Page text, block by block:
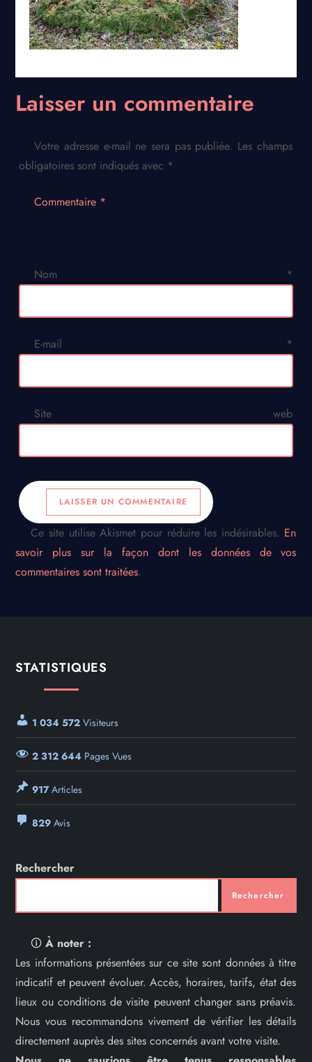
Laisser un commentaire
Votre adresse e-mail ne sera pas publiée. Les champs
obligatoires sont indiqués avec *
Commentaire *
Nom *
E-mail *
Site web
Ce site utilise Akismet pour réduire les indésirables. En
savoir plus sur la façon dont les données de vos
commentaires sont traitées.
STATISTIQUES
1 034 572 Visiteurs
2 312 644 Pages Vues
917Articles
829 Avis
Rechercher
Rechercher
🛈À noter :
Les informations présentées sur ce site sont données à titre
indicatif et peuvent évoluer. Accès, horaires, tarifs, état des
lieux ou conditions de visite peuvent changer sans préavis.
Nous vous recommandons vivement de vérifier les détails
directement auprès des sites concernés avant votre visite.